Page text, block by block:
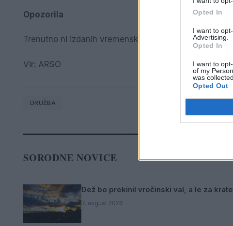
Opted In
I want to
Advertising.
Opted In
I want to
of my
was collected.
Opted Out
Opozorila
Trenutno ni izdanih vremenskih opozoril.
Vir: ARSO
DRUŽBA
SORODNE NOVICE
Dež bo prekinil vročinski val, a le za
7. avgust 2026